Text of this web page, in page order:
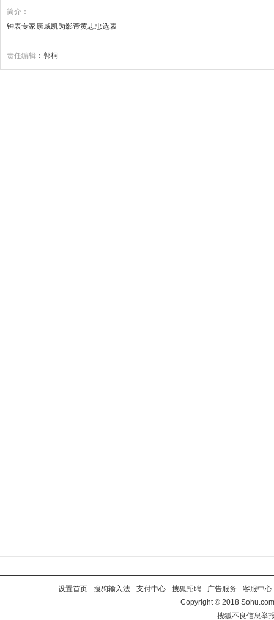
简介：
钟表专家康威凯为影帝黄志忠选表
责任编辑 ：郭桐
设置首页 - 搜狗输入法 - 支付中心 - 搜狐招聘 - 广告服务 - 客服中心
Copyright©2018
搜狐不良信息举